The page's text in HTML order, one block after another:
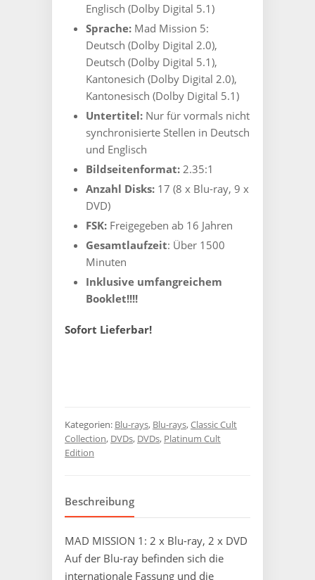
Englisch (Dolby Digital 5.1)
Sprache: Mad Mission 5:
Deutsch (Dolby Digital 2.0),
Deutsch (Dolby Digital 5.1),
Kantonesich (Dolby Digital 2.0),
Kantonesisch (Dolby Digital 5.1)
Untertitel: Nur für vormals nicht
synchronisierte Stellen in Deutsch
und Englisch
Bildseitenformat: 2.35:1
Anzahl Disks: 17 (8 x Blu-ray, 9 x
DVD)
FSK: Freigegeben ab 16 Jahren
Gesamtlaufzeit: Über 1500
Minuten
Inklusive umfangreichem
Booklet!!!!
Sofort Lieferbar!
Kategorien: Blu-rays, Blu-rays,Classic Cult
Collection, DVDs, DVDs, Platinum Cult
Edition
Beschreibung
MAD MISSION 1: 2 x Blu-ray, 2 x DVD
Auf der Blu-ray befinden sich die
internationale Fassung und die